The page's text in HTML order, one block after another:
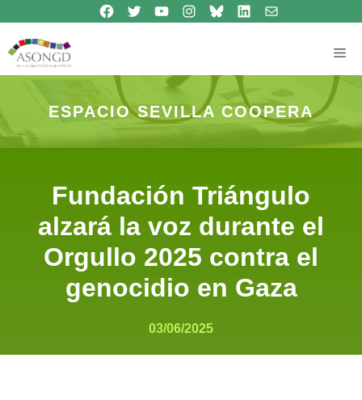
contenido
Síguenos en Facebook
Síguenos en TwitterSíguenos en Youtube
Síguenos en Instagram
Bluesky
Síguenos en Linkedincontacto
ESPACIO SEVILLA COOPERA
Fundación Triángulo
alzará la voz durante el
Orgullo 2025 contra el
genocidio en Gaza
03/06/2025